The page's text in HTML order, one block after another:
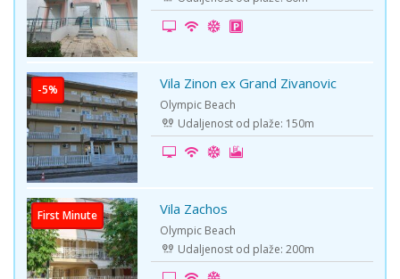
-5% Vila Zinon ex Grand Zivanovic
Olympic Beach
Udaljenost od plaže: 150m
First Minute Vila Zachos
Olympic Beach
Udaljenost od plaže: 200m